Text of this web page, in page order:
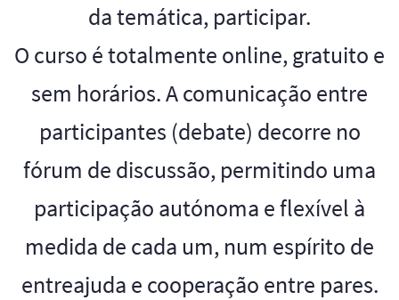
da temática, participar.
O curso é totalmente online, gratuito e
sem horários. A comunicação entre
participantes (debate) decorre no
fórum de discussão, permitindo uma
participação autónoma e flexível à
medida de cada um, num espírito de
entreajuda e cooperação entre pares.​